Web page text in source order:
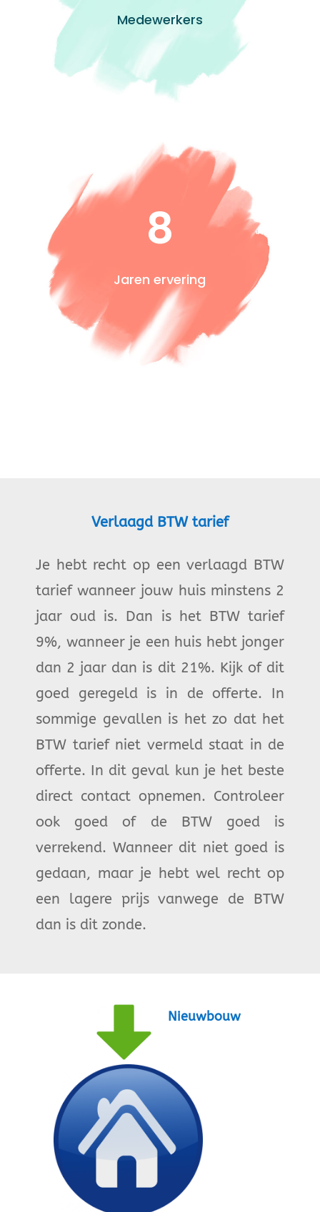
Medewerkers
8
Jaren ervering
Verlaagd BTW tarief
Je hebt recht op een verlaagd BTW
tarief wanneer jouw huis minstens 2
jaar oud is. Dan is het BTW tarief
9%, wanneer je een huis hebt jonger
dan 2 jaar dan is dit 21%. Kijk of dit
goed geregeld is in de offerte. In
sommige gevallen is het zo dat het
BTW tarief niet vermeld staat in de
offerte. In dit geval kun je het beste
direct contact opnemen. Controleer
ook goed of de BTW goed is
verrekend. Wanneer dit niet goed is
gedaan, maar je hebt wel recht op
een lagere prijs vanwege de BTW
dan is dit zonde.
Nieuwbouw